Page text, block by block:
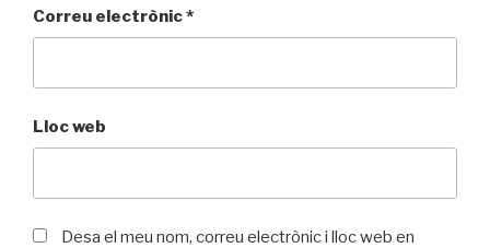
Correu electrònic*
Lloc web
Desa el meu nom, correu electrònic i lloc web en